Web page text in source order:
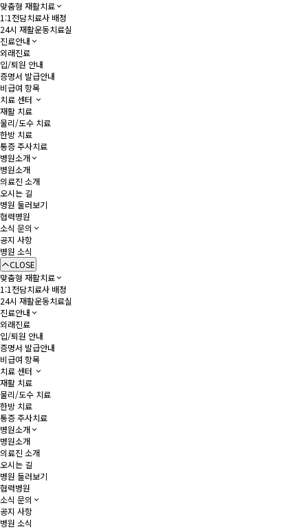
맞춤형 재활치료
1:1전담치료사 배정
24시 재활운동치료실
진료안내
외래진료
입/퇴원 안내
증명서 발급안내
비급여 항목
치료 센터
재활 치료
물리/도수 치료
한방 치료
통증 주사치료
병원소개
병원소개
의료진 소개
오시는 길
병원 둘러보기
협력병원
소식 문의
공지 사항
병원 소식
CLOSE
맞춤형 재활치료
1:1전담치료사 배정
24시 재활운동치료실
진료안내
외래진료
입/퇴원 안내
증명서 발급안내
비급여 항목
치료 센터
재활 치료
물리/도수 치료
한방 치료
통증 주사치료
병원소개
병원소개
의료진 소개
오시는 길
병원 둘러보기
협력병원
소식 문의
공지 사항
병원 소식